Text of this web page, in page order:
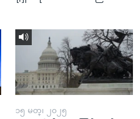
၁၅ မတ္၊ ၂၀၂၅